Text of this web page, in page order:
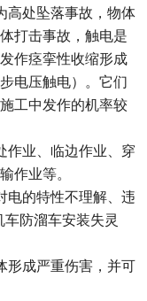
高处坠落事故，物体
打击事故，触电是
作痉挛性收缩形成
电压触电）。它们
工中发作的机率较
作业、临边作业、穿
作业等。
电的特性不理解、违
防溜车安装失灵
形成严重伤害，并可